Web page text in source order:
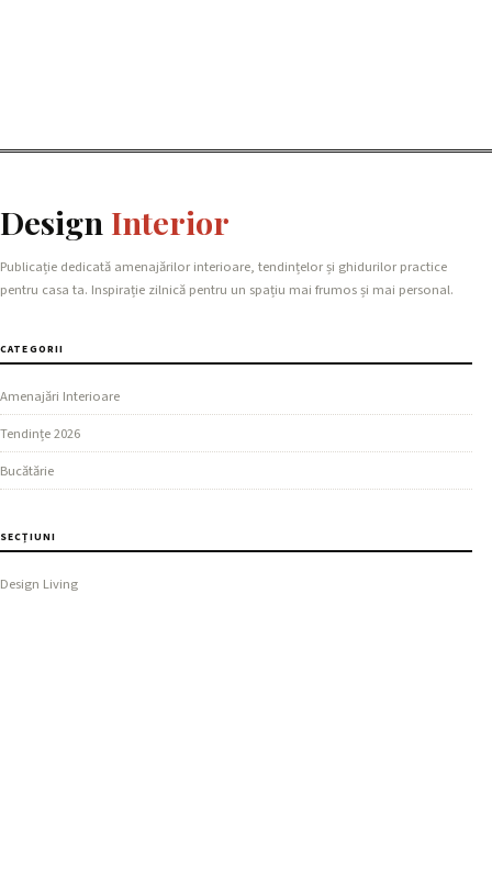
Design Interior
Publicație dedicată amenajărilor interioare, tendințelor și ghidurilor practice
pentru casa ta. Inspirație zilnică pentru un spațiu mai frumos și mai personal.
CATEGORII
Amenajări Interioare
Tendințe 2026
Bucătărie
SECȚIUNI
Design Living